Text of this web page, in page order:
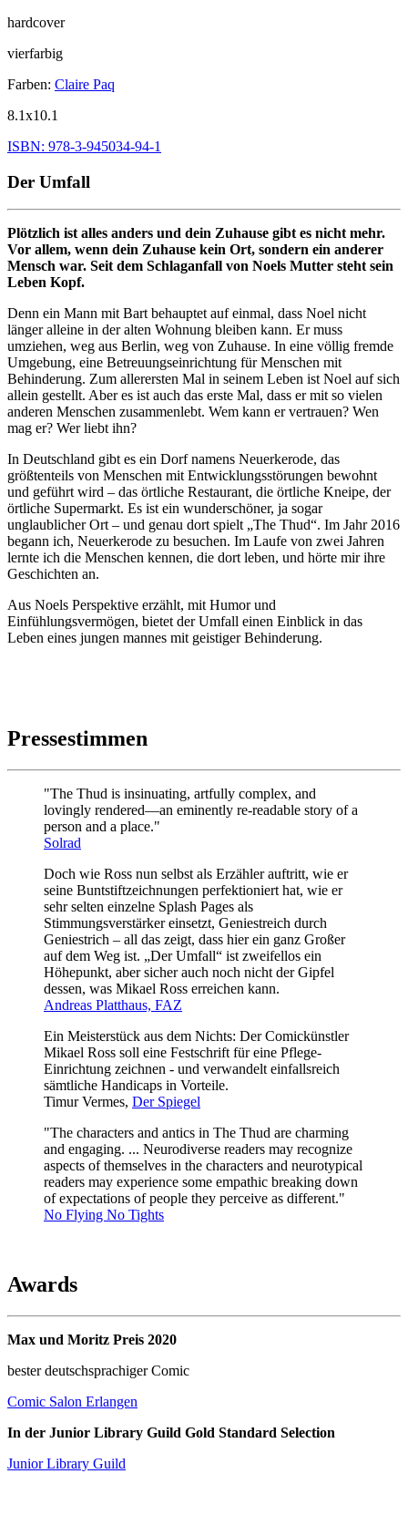
hardcover
vierfarbig
Farben: Claire Paq
8.1x10.1
ISBN: 978-3-945034-94-1
Der Umfall
Plötzlich ist alles anders und dein Zuhause gibt es nicht mehr.
Vor allem, wenn dein Zuhause kein Ort, sondern ein anderer
Mensch war. Seit dem Schlaganfall von Noels Mutter steht sein
Leben Kopf.
Denn ein Mann mit Bart behauptet auf einmal, dass Noel nicht
länger alleine in der alten Wohnung bleiben kann. Er muss
umziehen, weg aus Berlin, weg von Zuhause. In eine völlig fremde
Umgebung, eine Betreuungseinrichtung für Menschen mit
Behinderung. Zum allerersten Mal in seinem Leben ist Noel auf sich
allein gestellt. Aber es ist auch das erste Mal, dass er mit so vielen
anderen Menschen zusammenlebt. Wem kann er vertrauen? Wen
mag er? Wer liebt ihn?
In Deutschland gibt es ein Dorf namens Neuerkerode, das
größtenteils von Menschen mit Entwicklungsstörungen bewohnt
und geführt wird – das örtliche Restaurant, die örtliche Kneipe, der
örtliche Supermarkt. Es ist ein wunderschöner, ja sogar
unglaublicher Ort – und genau dort spielt „The Thud“. Im Jahr 2016
begann ich, Neuerkerode zu besuchen. Im Laufe von zwei Jahren
lernte ich die Menschen kennen, die dort leben, und hörte mir ihre
Geschichten an.
Aus Noels Perspektive erzählt, mit Humor und
Einfühlungsvermögen, bietet der Umfall einen Einblick in das
Leben eines jungen mannes mit geistiger Behinderung.
Pressestimmen
"The Thud is insinuating, artfully complex, and
lovingly rendered—an eminently re-readable story of a
person and a place."
Solrad
Doch wie Ross nun selbst als Erzähler auftritt, wie er
seine Buntstiftzeichnungen perfektioniert hat, wie er
sehr selten einzelne Splash Pages als
Stimmungsverstärker einsetzt, Geniestreich durch
Geniestrich – all das zeigt, dass hier ein ganz Großer
auf dem Weg ist. „Der Umfall“ ist zweifellos ein
Höhepunkt, aber sicher auch noch nicht der Gipfel
dessen, was Mikael Ross erreichen kann.
Andreas Platthaus, FAZ
Ein Meisterstück aus dem Nichts: Der Comickünstler
Mikael Ross soll eine Festschrift für eine Pflege-
Einrichtung zeichnen - und verwandelt einfallsreich
sämtliche Handicaps in Vorteile.
Timur Vermes, Der Spiegel
"The characters and antics in The Thud are charming
and engaging. ... Neurodiverse readers may recognize
aspects of themselves in the characters and neurotypical
readers may experience some empathic breaking down
of expectations of people they perceive as different."
No Flying No Tights
Awards
Max und Moritz Preis 2020
bester deutschsprachiger Comic
Comic Salon Erlangen
In der Junior Library Guild Gold Standard Selection
Junior Library Guild